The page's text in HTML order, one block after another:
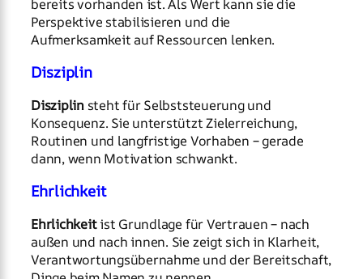
bereits vorhanden ist. Als Wert kann sie die
Perspektive stabilisieren und die
Aufmerksamkeit auf Ressourcen lenken.
Disziplin
Disziplinsteht für Selbststeuerung und
Konsequenz. Sie unterstützt Zielerreichung,
Routinen und langfristige Vorhaben – gerade
dann, wenn Motivation schwankt.
Ehrlichkeit
Ehrlichkeitist Grundlage für Vertrauen – nach
außen und nach innen. Sie zeigt sich in Klarheit,
Verantwortungsübernahme und der Bereitschaft,